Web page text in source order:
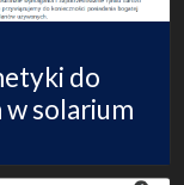
do
w solarium